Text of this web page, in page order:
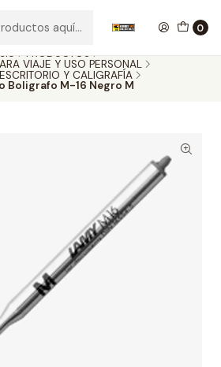
0
PRODUCTOS
VIAJE Y USO PERSONAL
Y CALIGRAFÍA
Boligrafo M-16 Negro M